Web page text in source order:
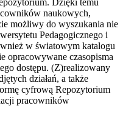
naukowych,
możliwy do wyszukania nie
Pedagogicznego i
w światowym katalogu
opracowywane czasopisma
dostępu. (Z)realizowany
działań, a także
cyfrową Repozytorium
pracowników